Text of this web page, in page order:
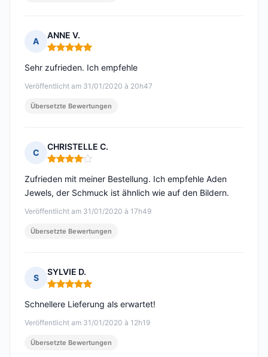
A
ANNE V.
Hinweis: 5 von 5
Veröffentlicht am 31/01/2020 à 20h47
Sehr zufrieden. Ich empfehle
Übersetzte Bewertungen
C
CHRISTELLE C.
Hinweis: 4 von 5
Veröffentlicht am 31/01/2020 à 17h49
Zufrieden mit meiner Bestellung. Ich empfehle Aden
Jewels, der Schmuck ist ähnlich wie auf den Bildern.
Übersetzte Bewertungen
S
SYLVIE D.
Hinweis: 5 von 5
Veröffentlicht am 31/01/2020 à 12h19
Schnellere Lieferung als erwartet!
Übersetzte Bewertungen